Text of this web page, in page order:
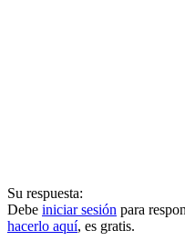
Su respuesta:
Debe iniciar sesión para
hacerlo aquí, es gratis.